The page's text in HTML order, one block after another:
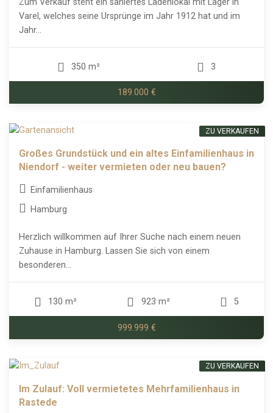
Varel, welches seine Ursprünge im Jahr 1912 hat und im
Jahr...
350 m² 3
189.000 €
Großes Grundstück und ein altes Einfamilienhaus in
Niendorf - weiter vermieten oder neu bauen?
Einfamilienhaus
Hamburg
Herzlich willkommen auf Ihrer Suche nach einem neuen
Zuhause in Hamburg. Lassen Sie sich von einem
besonderen...
130 m² 923 m² 5
999.999 €
ZU VERKAUFEN
Im Zulauf: Voll vermietetes Mehrfamilienhaus in
Rastede
ZU VERKAUFEN